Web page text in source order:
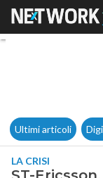
Ultimi articoli
LA CRISI